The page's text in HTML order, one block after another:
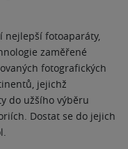
nejlepší fotoaparáty,
zaměřené
fotografických
jejichž
do užšího výběru
Dostat se do jejich